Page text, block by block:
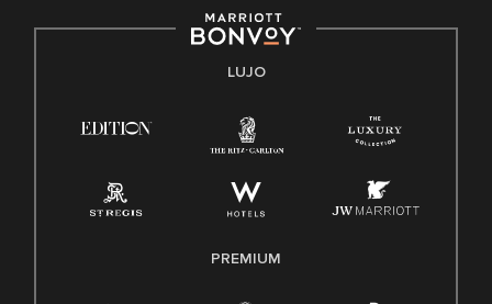
Derecho a trabajar inglés/español
Conozca sus derechos
Ley de licencia familiar y médica (FMLA)
LUJO
PREMIUM